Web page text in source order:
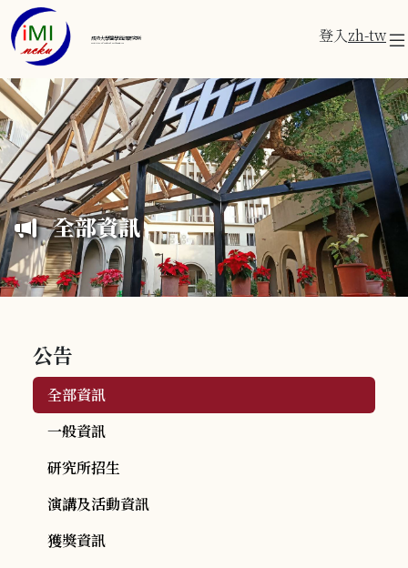
成功大學醫學資訊研究所
Institute of Medical Informatics 登入zh-tw
全部資訊
公告
全部資訊
一般資訊
研究所招生
演講及活動資訊
獲獎資訊